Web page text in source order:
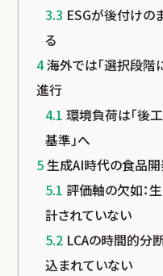
3.3 ESGが後付けの
る
4海外では「選択段階
進行
4.1 環境負荷は「後
基準」へ
5生成AI時代の食品
5.1 評価軸の欠如：
計されていない
5.2LCAの時間的分
込まれていない